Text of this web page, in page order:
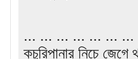
... ... ... ... ... ...
কচুরিপানার নিচে জেগে